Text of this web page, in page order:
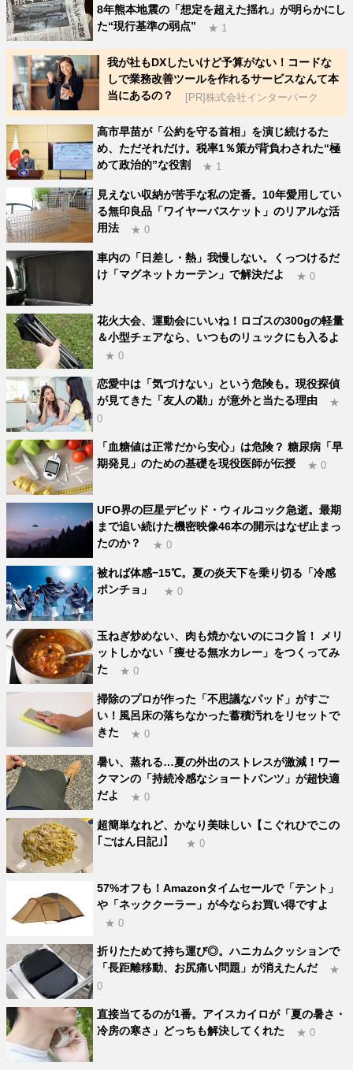
8年熊本地震の「想定を超えた揺れ」が明らかにし
た“現行基準の弱点”
★ 1
我が社もDXしたいけど予算がない！コードな
しで業務改善ツールを作れるサービスなんて本
当にあるの？
[PR]株式会社インターパーク
高市早苗が「公約を守る首相」を演じ続けるた
め、ただそれだけ。税率1％策が背負わされた“極
めて政治的”な役割
★ 1
見えない収納が苦手な私の定番。10年愛用してい
る無印良品「ワイヤーバスケット」のリアルな活
用法
★ 0
車内の「日差し・熱」我慢しない。くっつけるだ
け「マグネットカーテン」で解決だよ
★ 0
花火大会、運動会にいいね！ロゴスの300gの軽量
＆小型チェアなら、いつものリュックにも入るよ
★ 0
恋愛中は「気づけない」という危険も。現役探偵
が見てきた「友人の勘」が意外と当たる理由
★
0
「血糖値は正常だから安心」は危険？ 糖尿病「早
期発見」のための基礎を現役医師が伝授
★ 0
UFO界の巨星デビッド・ウィルコック急逝。最期
まで追い続けた機密映像46本の開示はなぜ止まっ
たのか？
★ 0
被れば体感−15℃。夏の炎天下を乗り切る「冷感
ポンチョ」
★ 0
玉ねぎ炒めない、肉も焼かないのにコク旨！ メリ
ットしかない「痩せる無水カレー」をつくってみ
た
★ 0
掃除のプロが作った「不思議なパッド」がすご
い！風呂床の落ちなかった蓄積汚れをリセットで
きた
★ 0
暑い、蒸れる…夏の外出のストレスが激減！ワー
クマンの「持続冷感なショートパンツ」が超快適
だよ
★ 0
超簡単なれど、かなり美味しい【こぐれひでこの
｢ごはん日記｣】
★ 0
57%オフも！Amazonタイムセールで「テント」
や「ネッククーラー」が今ならお買い得ですよ
★ 0
折りたためて持ち運び◎。ハニカムクッションで
「長距離移動、お尻痛い問題」が消えたんだ
★
0
直接当てるのが1番。アイスカイロが「夏の暑さ・
冷房の寒さ」どっちも解決してくれた
★ 0